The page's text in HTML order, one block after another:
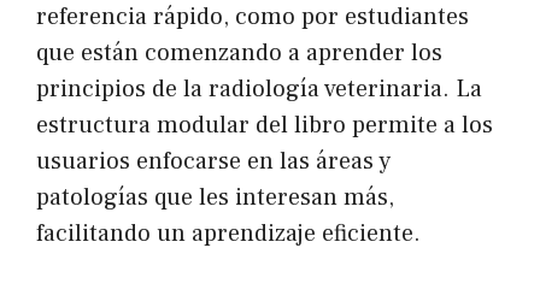
referencia rápido, como por estudiantes
que están comenzando a aprender los
principios de la radiología veterinaria. La
estructura modular del libro permite a los
usuarios enfocarse en las áreas y
patologías que les interesan más,
facilitando un aprendizaje eficiente.